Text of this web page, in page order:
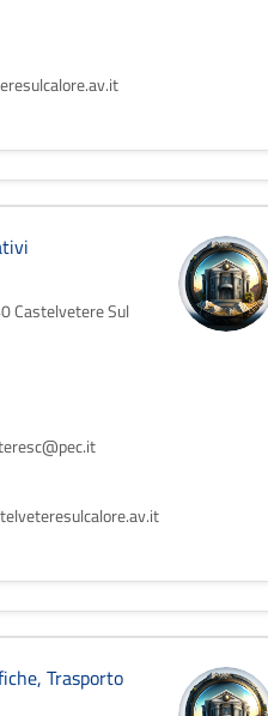
Castelvetere Sul
Trasporto